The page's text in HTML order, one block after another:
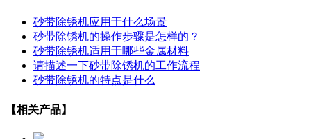
砂带除锈机应用于什么场景
砂带除锈机的操作步骤是怎样的？
砂带除锈机适用于哪些金属材料
请描述一下砂带除锈机的工作流程
砂带除锈机的特点是什么
【相关产品】